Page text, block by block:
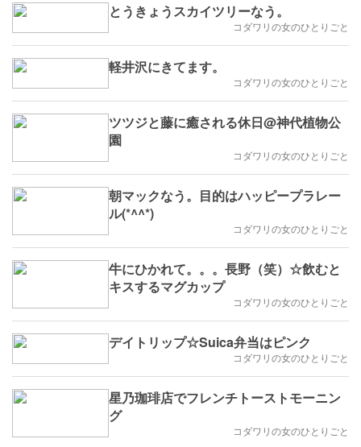
とうきょうスカイツリーなう。
コダワリの女のひとりごと
軽井沢にきてます。
コダワリの女のひとりごと
ツツジと藤に癒される休日@神代植物公
園
コダワリの女のひとりごと
朝マックなう。目的はハッピープラレー
ル(*^^*)
コダワリの女のひとりごと
牛にひかれて。。。長野（笑）☆飲むと
キスするマグカップ
コダワリの女のひとりごと
デイトリップ☆Suica弁当はピンク
コダワリの女のひとりごと
星乃珈琲店でフレンチトーストモーニン
グ
コダワリの女のひとりごと